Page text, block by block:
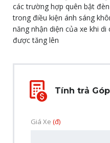
các trường hợp quên bật
trong điều kiện ánh sáng
năng nhận diện của xe khi
được tăng lên
Tính trả Góp
Giá Xe (đ)